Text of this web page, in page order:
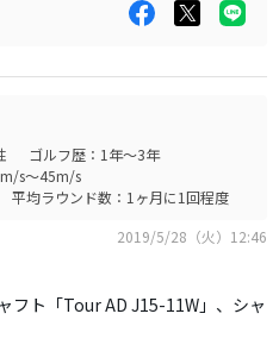
つるや新橋店で中古発見！！
が出る出る！！
ゴルフ歴：1年～3年
s～45m/s
平均ラウンド数：1ヶ月に1回程度
2019/5/28（火）12:46
フト「Tour AD J15-11W」、シャ